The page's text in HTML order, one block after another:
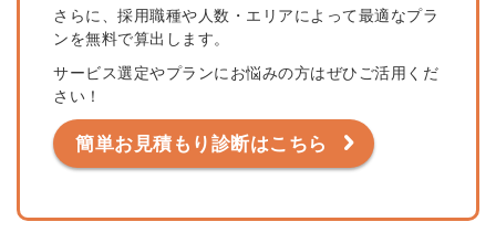
さらに、採用職種や人数・エリアによって最適なプラ
ンを無料で算出します。
サービス選定やプランにお悩みの方はぜひご活用くだ
さい！
簡単お見積もり診断はこちら